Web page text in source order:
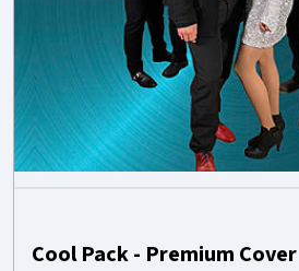
Cool Pack - Premium Cover